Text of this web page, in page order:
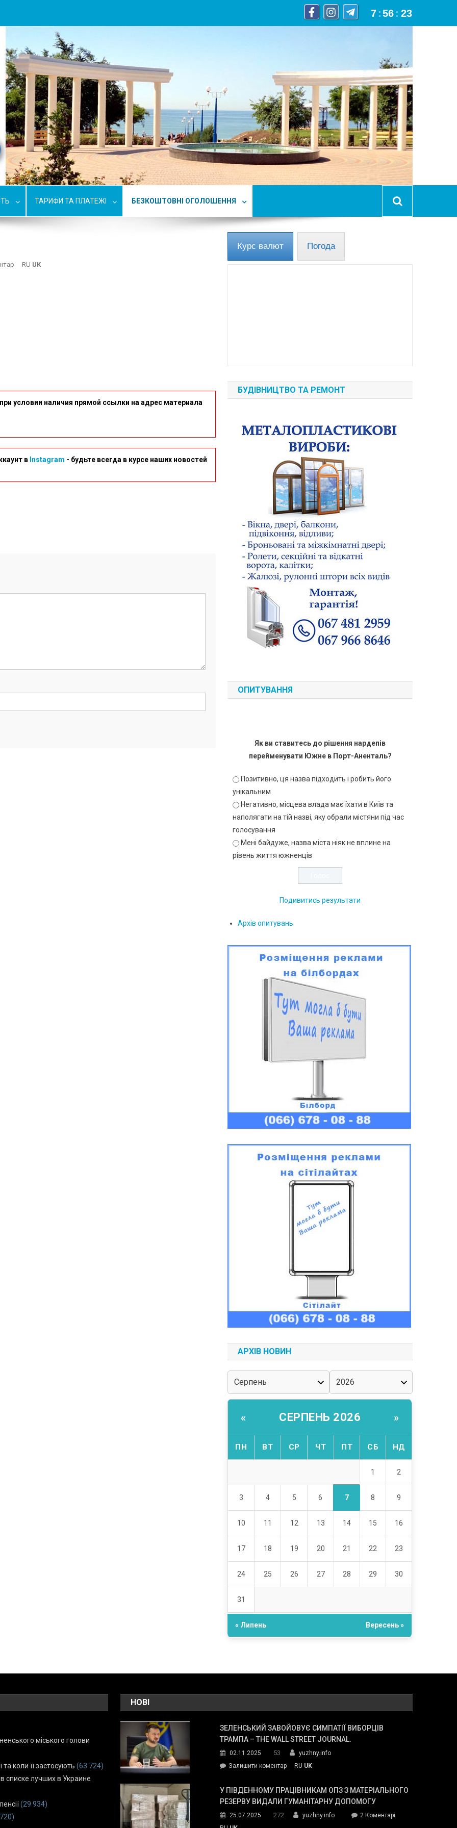
7 :56 : 24
ТАРИФИ ТА ПЛАТЕЖІ БЕЗКОШТОВНІ ОГОЛОШЕННЯ
RU UK
условии наличия прямой ссылки на адрес материала
в Instagram - будьте всегда в курсе наших новостей
Курс валют Погода
БУДІВНИЦТВО ТА РЕМОНТ
ОПИТУВАННЯ
Як ви ставитесь до рішення нардепів
перейменувати Южне в Порт-Аненталь?
Позитивно, ця назва підходить і робить його
унікальним
Негативно, місцева влада має їхати в Київ та
наполягати на тій назві, яку обрали містяни під час
голосування
Мені байдуже, назва міста ніяк не вплине на
рівень життя южненців
Подивитись результати
Архів опитувань
АРХІВ НОВИН
« СЕРПЕНЬ 2026 »
ПН ВТ СР ЧТ ПТ СБ НД
1 2
3 4 5 6 7 8 9
10 11 12 13 14 15 16
17 18 19 20 21 22 23
24 25 26 27 28 29 30
31
« Липень Вересень »
міського голови
коли її застосують (63 724)
списке лучших в Украине
(29 934)
НОВІ
ЗЕЛЕНСЬКИЙ ЗАВОЙОВУЄ СИМПАТІЇ ВИБОРЦІВ
ТРАМПА – THE WALL STREET JOURNAL.
02.11.2025 53
yuzhny.info
Залишити коментарon
завойовує
симпатії
Трампа
RU UK
У ПІВДЕННОМУ ПРАЦІВНИКАМ ОПЗ З МАТЕРІАЛЬНОГО
РЕЗЕРВУ ВИДАЛИ ГУМАНІТАРНУ ДОПОМОГУ
25.07.2025 272 yuzhny.info 2 Коментарідо